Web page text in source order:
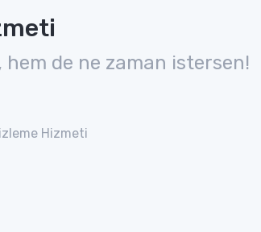
de ne zaman istersen!